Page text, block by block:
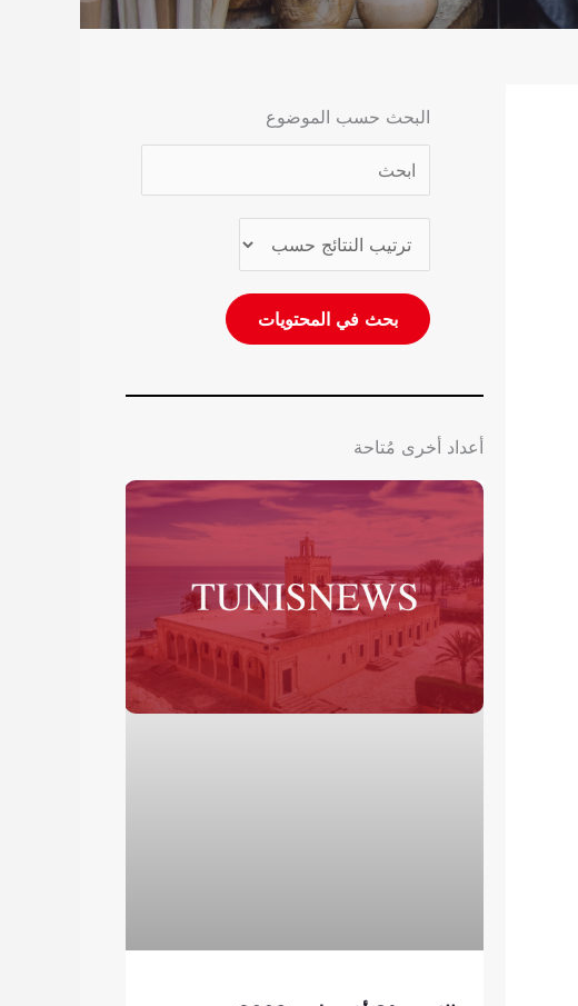
البحث حسب الموضوع
أعداد أخرى مُتاحة